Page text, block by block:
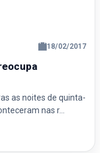
18/02/2017
as noites de quinta-
nas r…